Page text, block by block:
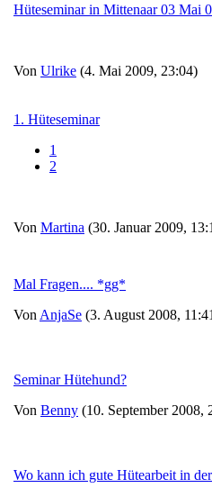
Hüteseminar in Mittenaar 03 Mai
Von Ulrike (4. Mai 2009, 23:04)
1. Hüteseminar
1
2
Von Martina (30. Januar 2009,
Mal Fragen.... *gg*
Von AnjaSe (3. August 2008,
Seminar Hütehund?
Von Benny (10. September 2008,
Wo kann ich gute Hütearbeit in